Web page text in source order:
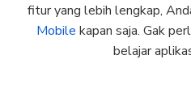
fitur yang lebih lengkap,
Mobile kapan saja. Gak
belajar